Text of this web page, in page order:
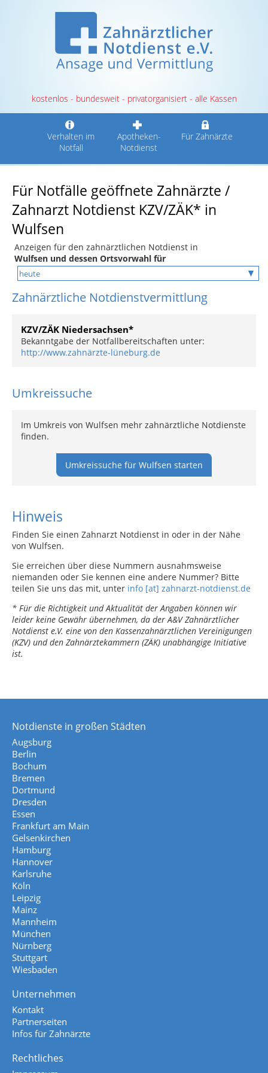
kostenlos - bundesweit - privatorganisiert - alle Kassen
Verhalten im
Notfall
Apotheken-
Notdienst
Für Zahnärzte
Für Notfälle geöffnete Zahnärzte /
Zahnarzt Notdienst KZV/ZÄK* in
Wulfsen
Anzeigen für den zahnärztlichen Notdienst in
Wulfsen und dessen Ortsvorwahl für
Zahnärztliche Notdienstvermittlung
KZV/ZÄK Niedersachsen*
Bekanntgabe der Notfallbereitschaften unter:
http://www.zahnärzte-lüneburg.de
Umkreissuche
Im Umkreis von Wulfsen mehr zahnärztliche Notdienste
finden.
Umkreissuche für Wulfsen starten
Hinweis
Finden Sie einen Zahnarzt Notdienst in oder in der Nähe
von Wulfsen.
Sie erreichen über diese Nummern ausnahmsweise
niemanden oder Sie kennen eine andere Nummer? Bitte
teilen Sie uns das mit, unter info [at] zahnarzt-notdienst.de
* Für die Richtigkeit und Aktualität der Angaben können wir
leider keine Gewähr übernehmen, da der A&V Zahnärztlicher
Notdienst e.V. eine von den Kassenzahnärztlichen Vereinigungen
(KZV) und den Zahnärztekammern (ZÄK) unabhängige Initiative
ist.
Notdienste in großen Städten
Augsburg
Berlin
Bochum
Bremen
Dortmund
Dresden
Essen
Frankfurt am Main
Gelsenkirchen
Hamburg
Hannover
Karlsruhe
Köln
Leipzig
Mainz
Mannheim
München
Nürnberg
Stuttgart
Wiesbaden
Unternehmen
Kontakt
Partnerseiten
Infos für Zahnärzte
Rechtliches